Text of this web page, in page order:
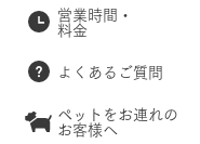
営業時間・
料金
よくあるご質問
ペットをお連れの
お客様へ